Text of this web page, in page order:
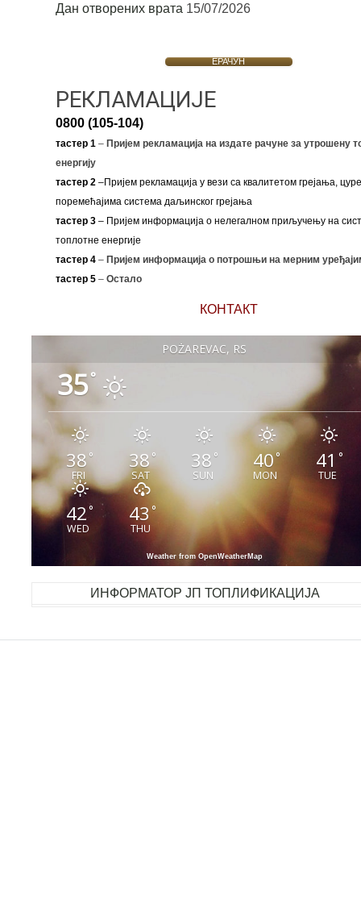
Дан отворених врата 15/07/2026
ЕРАЧУН
РЕКЛАМАЦИЈЕ
0800 (105-104)
тастер 1–Пријем рекламација на издате рачуне за утрошену
енергију
тастер 2–Пријем рекламација у вези са квалитетом грејања,
поремећајима система даљинског грејања
тастер 3– Пријем информација о нелегалном приључењу на
топлотне енергије
тастер 4 – Пријем информација о потрошњи на мерним
тастер 5 – Остало
КОНТАКТ
POŽAREVAC, RS
35°
38°
FRI
38°
SAT
38 °
SUN
40°
MON
41 °
TUE
42°
WED
43°
THU
Weather from OpenWeatherMap
ИНФОРМАТОР ЈП ТОПЛИФИКАЦИЈА